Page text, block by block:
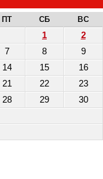
ПТ СБ ВС
1
2
7 8
9
14 15
16
21 22
23
28 29
30